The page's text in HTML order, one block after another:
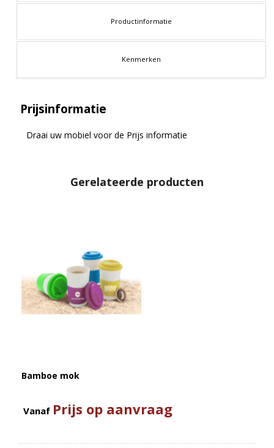
Productinformatie
Kenmerken
Prijsinformatie
Draai uw mobiel voor de Prijs informatie
Gerelateerde producten
Bamboe mok
Vanaf Prijs op aanvraag